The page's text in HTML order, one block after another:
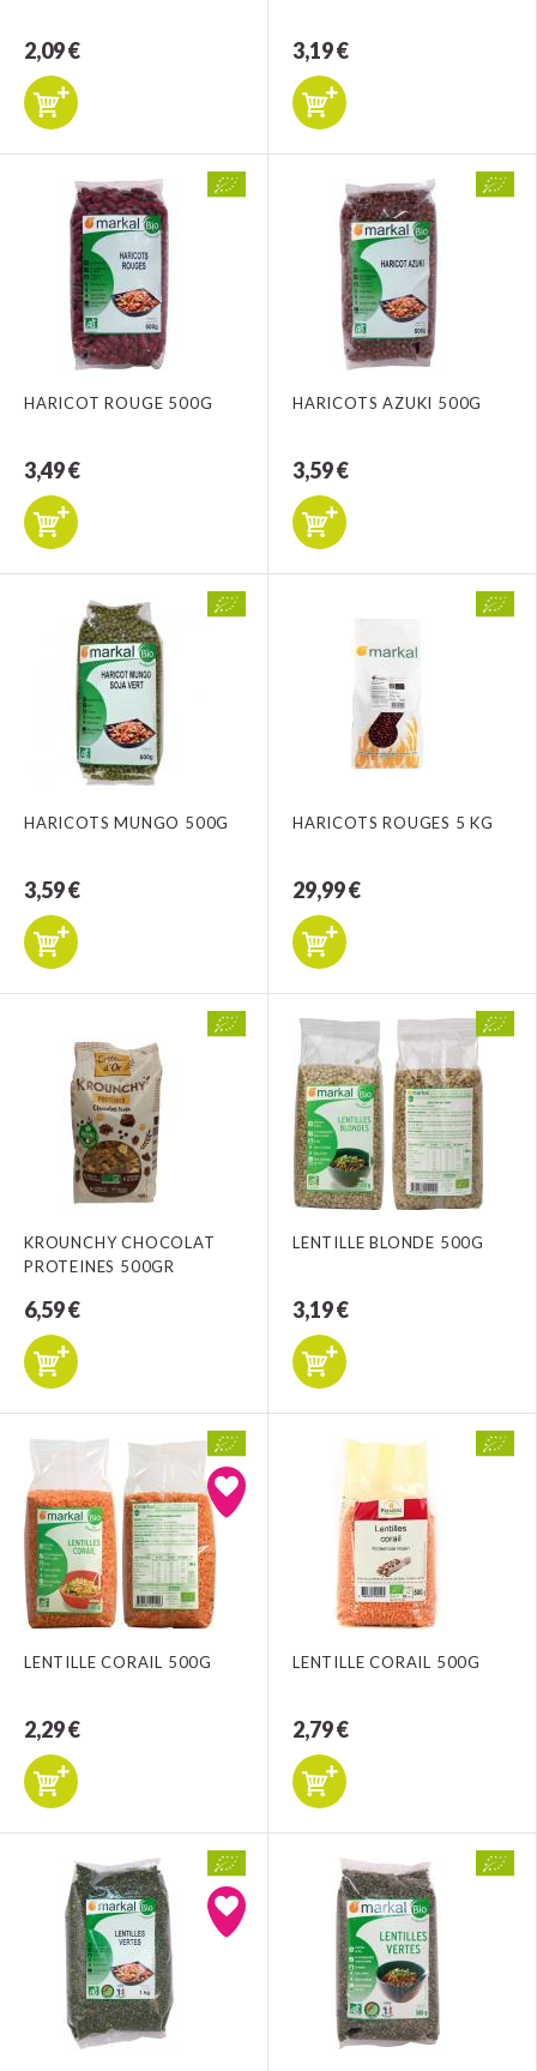
2,09 € 3,19 €
HARICOT ROUGE 500G
3,49 €
HARICOTS AZUKI 500G
3,59 €
HARICOTS MUNGO 500G
3,59 €
HARICOTS ROUGES 5 KG
29,99 €
KROUNCHY CHOCOLAT
PROTEINES 500GR
6,59 €
LENTILLE BLONDE 500G
3,19 €
LENTILLE CORAIL 500G
2,29 €
LENTILLE CORAIL 500G
2,79 €